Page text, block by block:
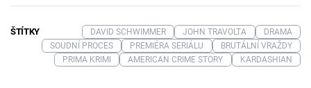
ŠTÍTKY DAVID SCHWIMMER JOHN TRAVOLTA
DRAMA
SOUDNÍ PROCES
PREMIÉRA SERIÁLU
BRUTÁLNÍ VRAŽDY
PRIMA KRIMI
AMERICAN CRIME STORY KARDASHIAN